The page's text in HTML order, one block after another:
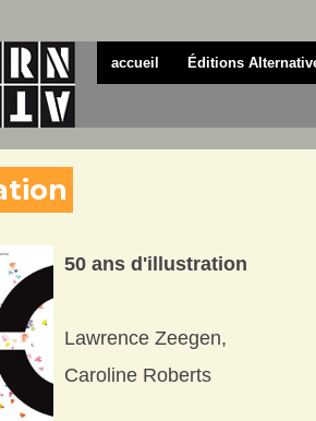
accueil Éditions
50 ans d'illustration
Lawrence Zeegen,
Caroline Roberts